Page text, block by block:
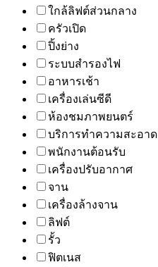
ใกล้ลิฟต์ส่วนกลาง
ครัวเปิด
ปิ้งย่าง
ระบบสำรองไฟ
อาหารเช้า
เครื่องเล่นซีดี
ห้องชมภาพยนตร์
บริการทำความสะอาด
พนักงานต้อนรับ
เครื่องปรับอากาศ
จาน
เครื่องล้างจาน
ลิฟต์
รั้ว
ฟิตเนส